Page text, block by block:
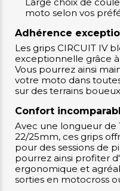
Large choix de
moto selon vos
Adhérence
Les grips CIRCUIT IV
exceptionnelle grâce
Vous pourrez ainsi
votre moto dans
sur des terrains
Confort
Avec une longueur
22/25mm, ces grips
pour des sessions de
pourrez ainsi profiter
ergonomique et
sorties en motocross